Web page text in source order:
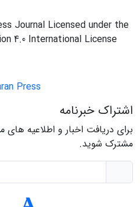
Journal Licensed under the
4.0 International License
Press
اشتراک خبرنامه
برای دریافت اخبار و اطلاعیه های
مشترک شوید.